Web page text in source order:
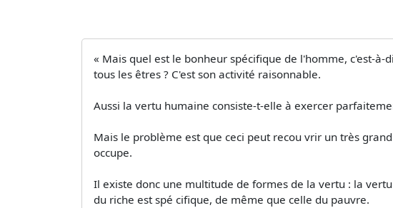
« Mais quel est le bonheur spécifique de l'homme, c'est-
tous les êtres ? C'est son activité raisonnable.
Aussi la vertu humaine consiste-t-elle à exercer
Mais le problème est que ceci peut recou­ vrir un très
occupe.
Il existe donc une multitude de formes de la vertu : la
du riche est spé­ cifique, de même que celle du pauvre.